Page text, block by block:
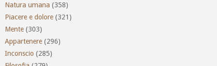
Natura umana (358)
Piacere e dolore (321)
Mente (303)
Appartenere (296)
Inconscio (285)